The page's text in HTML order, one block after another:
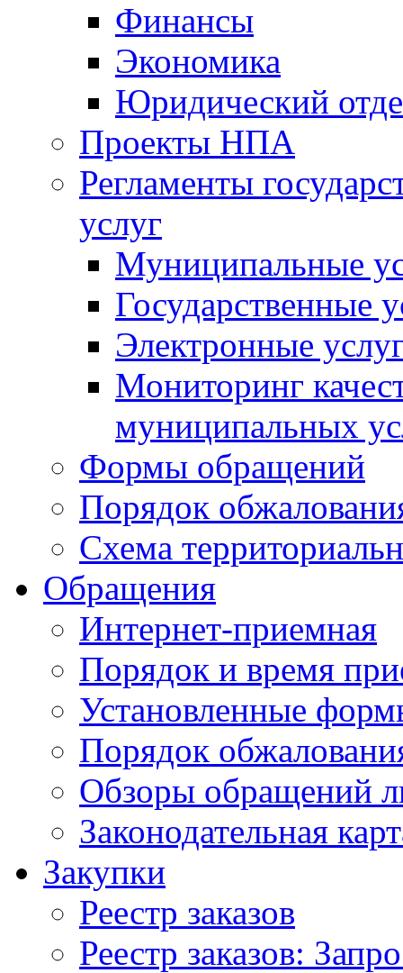
Финансы
Экономика
Юридический
Проекты НПА
Регламенты
услуг
Муниципальные
Государственные
Электронные
Мониторинг
муниципальных
Формы обращений
Порядок
Схема
Обращения
Интернет-приемная
Порядок и время
Установленные
Порядок
Обзоры обращений
Законодательная
Закупки
Реестр заказов
Реестр заказов: